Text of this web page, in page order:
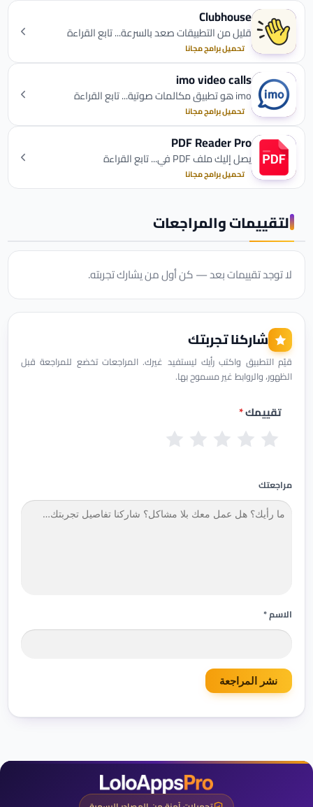
Clubhouse
قليل من التطبيقات صعد بالسرعة... تابع القراءة
تحميل برامج مجانا
imo video calls
imo هو تطبيق مكالمات صوتية... تابع القراءة
تحميل برامج مجانا
PDF Reader Pro
يصل إليك ملف PDF في... تابع القراءة
تحميل برامج مجانا
التقييمات والمراجعات
لا توجد تقييمات بعد — كن أول من يشارك تجربته.
شاركنا تجربتك
قيّم التطبيق واكتب رأيك ليستفيد غيرك. المراجعات تخضع للمراجعة قبل
الظهور، والروابط غير مسموح بها.
تقييمك*
م
ا
ز
ج
ج
دً
م
و
ل
ض
ف
س
ئ
مراجعتك
الاسم *